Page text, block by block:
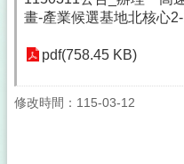
畫-產業候選基地北核心
pdf(758.45 KB)
修改時間：115-03-12